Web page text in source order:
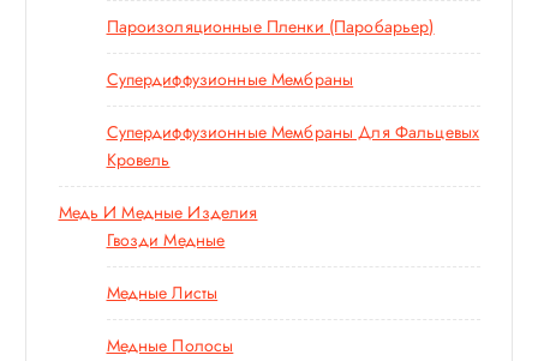
Пароизоляционные Пленки (паробарьер)
Супердиффузионные Мембраны
Супердиффузионные Мембраны Для Фальцевых
Кровель
Медь И Медные Изделия
Гвозди Медные
Медные Листы
Медные Полосы